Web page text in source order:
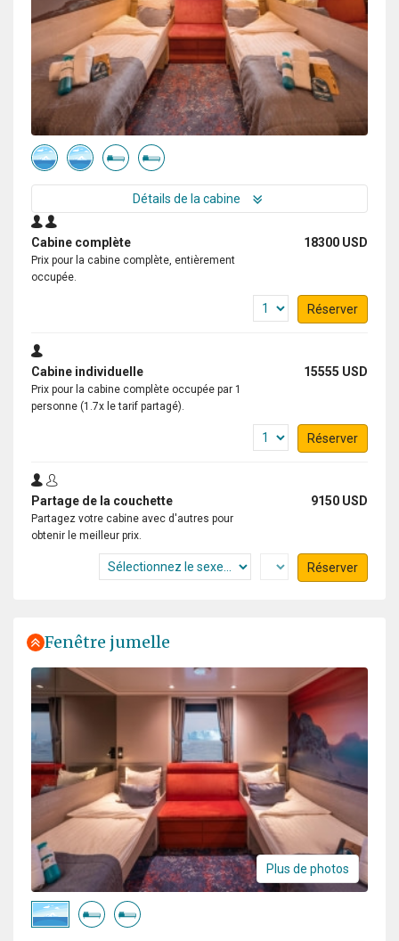
Détails de la cabine
Cabine complète 18300 USD
Prix pour la cabine complète, entièrement
occupée.
Réserver
Cabine individuelle 15555 USD
Prix pour la cabine complète occupée par 1
personne (1.7x le tarif partagé).
Réserver
Partage de la couchette 9150 USD
Partagez votre cabine avec d'autres pour
obtenir le meilleur prix.
Réserver
Fenêtre jumelle
Plus de photos